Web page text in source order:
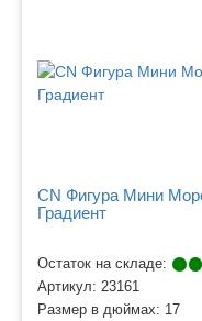
CN Фигура Мини
Градиент
Остаток на складе:
Артикул: 23161
Размер в дюймах: 17